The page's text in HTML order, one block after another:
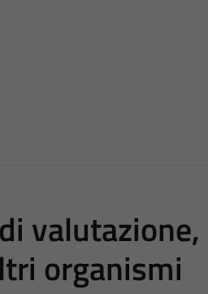
valutazione,
organismi